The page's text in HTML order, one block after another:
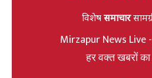
विशेषसमाचार
Mirzapur News Live
हर वक्त खबरों